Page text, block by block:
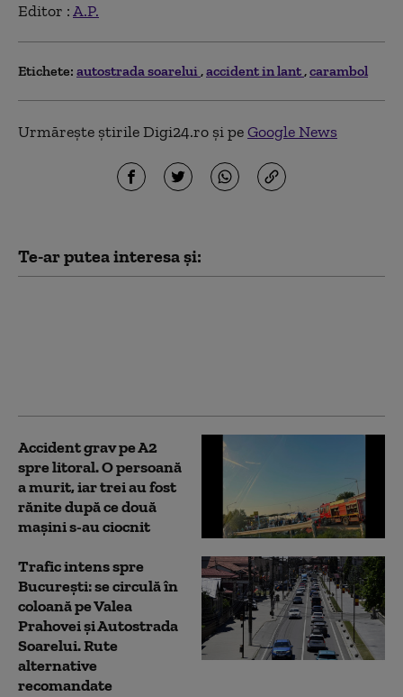
Editor :A.P.
Etichete: autostrada soarelui accident in lant carambol
Urmărește știrile Digi24.ro și peGoogle News
Te-ar putea interesa și:
Accident grav pe A2
spre litoral. O persoană
a murit, iar trei au fost
rănite după ce două
maşini s-au ciocnit
Trafic intens spre
București: se circulă în
coloană pe Valea
Prahovei și Autostrada
Soarelui. Rute
alternative
recomandate